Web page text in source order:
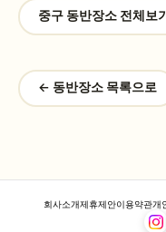
중구동반장소 전체보
← 동반장소 목록으로
회사소개제휴제안이용약관개